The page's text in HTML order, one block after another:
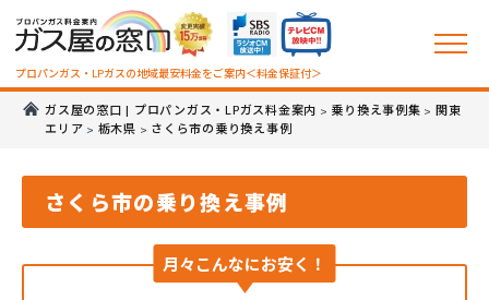
プロパンガス・LPガスの地域最安料金をご案内＜料金保証付＞
ガス屋の窓口 | プロパンガス・LPガス料金案内 > 乗り換え事例集 > 関東
エリア > 栃木県 > さくら市の乗り換え事例
さくら市の乗り換え事例
月々こんなにお安く！